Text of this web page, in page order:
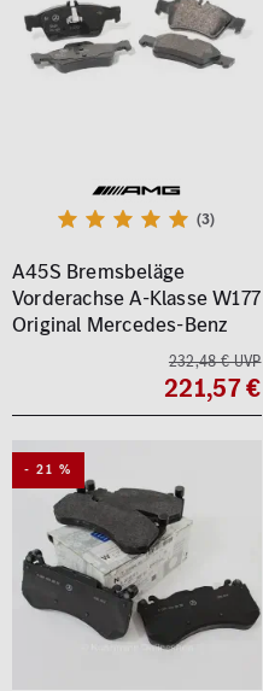
(3)
A45S Bremsbeläge
Vorderachse A-Klasse W177
Original Mercedes-Benz
232,48 € UVP
221,57 €
- 21 %